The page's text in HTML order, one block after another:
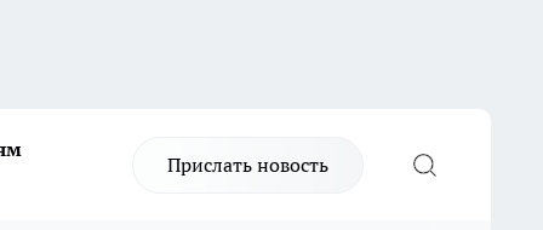
Прислать новость